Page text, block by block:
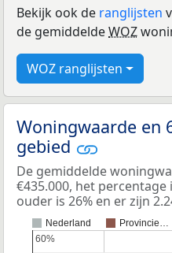
Bekijk ook de ranglijsten
de gemiddeldeWOZ
WOZ ranglijsten
Woningwaarde en
gebied
De gemiddelde
€435.000, het
ouder is 26% en er zijn
Nederland Provincie…
60%
60%